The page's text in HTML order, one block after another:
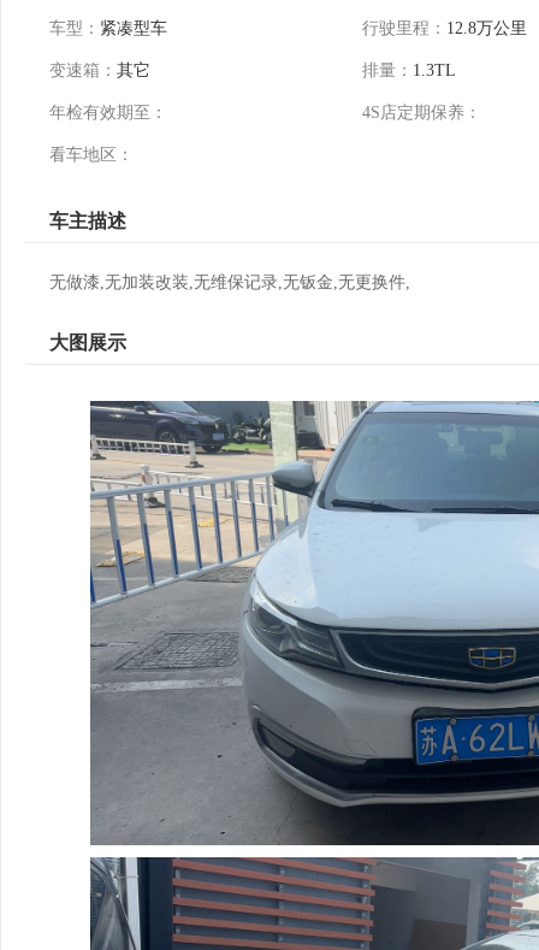
车型： 紧凑型车 行驶里程： 12.8万公里
变速箱： 其它 排量： 1.3TL
年检有效期至： 4S店定期保养：
看车地区：
车主描述
无做漆,无加装改装,无维保记录,无钣金,无更换件,
大图展示